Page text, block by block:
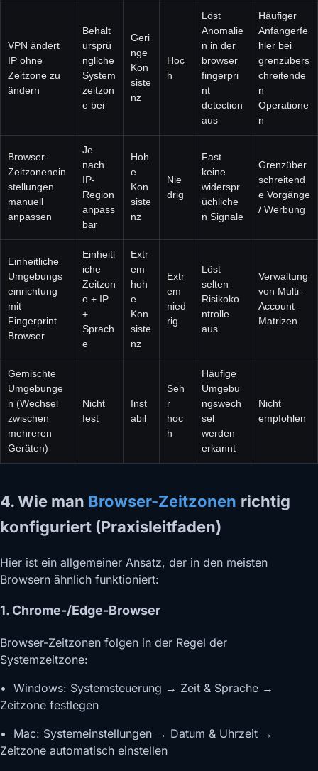
VPN ändert
IP ohne
Zeitzone zu
ändern
Behält
ursprü
ngliche
System
zeitzon
e bei
Geri
nge
Kon
siste
nz
Hoc
h
Löst
Anomalie
n in der
browser
fingerpri
nt
detection
aus
Häufiger
Anfängerfe
hler bei
grenzübers
chreitende
n
Operatione
n
Browser-
Zeitzonenein
stellungen
manuell
anpassen
Je
nach
IP-
Region
anpass
bar
Hoh
e
Kon
siste
nz
Nie
drig
Fast
keine
widerspr
üchliche
n Signale
Grenzüber
schreitend
e Vorgänge
/ Werbung
Einheitliche
Umgebungs
einrichtung
mit
Fingerprint
Browser
Einheitl
iche
Zeitzon
e + IP
+
Sprach
e
Extr
em
hoh
e
Kon
siste
nz
Extr
em
nied
rig
Löst
selten
Risikoko
ntrolle
aus
Verwaltung
von Multi-
Account-
Matrizen
Gemischte
Umgebunge
n (Wechsel
zwischen
mehreren
Geräten)
Nicht
fest
Inst
abil
Seh
r
hoc
h
Häufige
Umgebu
ngswech
sel
werden
erkannt
Nicht
empfohlen
4. Wie man Browser-Zeitzonen richtig
konfiguriert (Praxisleitfaden)
Hier ist ein allgemeiner Ansatz, der in den meisten
Browsern ähnlich funktioniert:
1. Chrome-/Edge-Browser
Browser-Zeitzonen folgen in der Regel der
Systemzeitzone:
• Windows: Systemsteuerung → Zeit & Sprache →
Zeitzone festlegen
• Mac: Systemeinstellungen → Datum & Uhrzeit →
Zeitzone automatisch einstellen